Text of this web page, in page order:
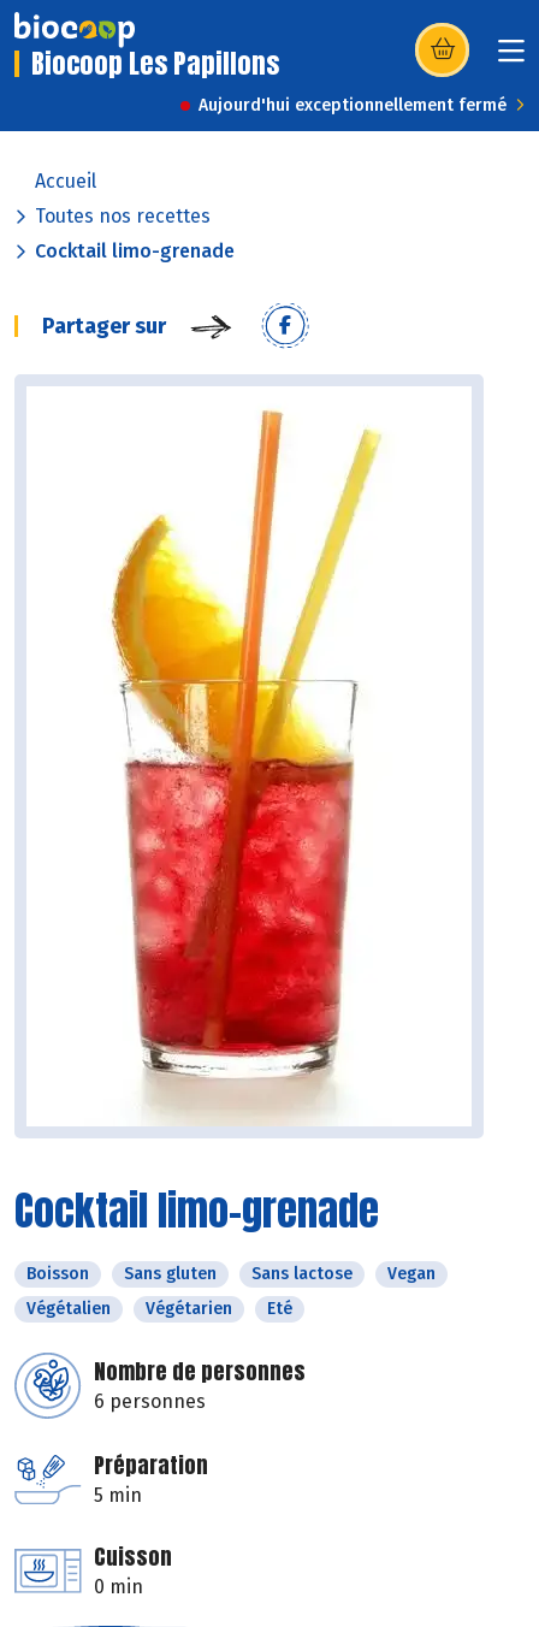
Biocoop Les Papillons (s’ouvre dans
Aujourd'hui exceptionnellement fermé
Accueil
Toutes nos recettes
Cocktail limo-grenade
Partager sur
Cocktail limo-grenade
Boisson Sans gluten Sans lactose
Vegan
Végétalien
Végétarien Eté
Nombre de personnes
6 personnes
Préparation
5 min
Cuisson
0 min